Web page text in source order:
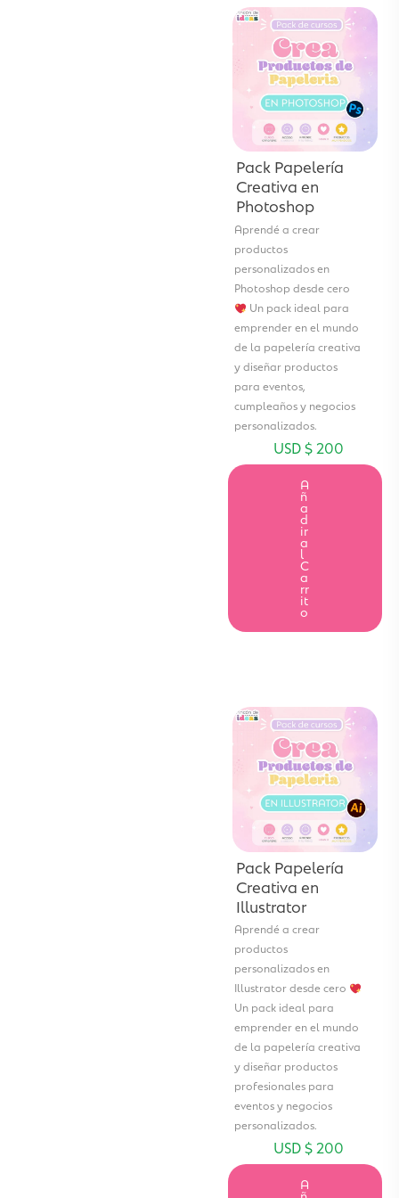
Pack Papelería
Creativa en
Photoshop
Aprendé a crear
productos
personalizados en
Photoshop desde cero
Un pack ideal para
emprender en el mundo
de la papelería creativa
y diseñar productos
para eventos,
cumpleaños y negocios
personalizados.
USD $ 200
A
ñ
a
d
ir
a
l
C
a
rr
it
o
Pack Papelería
Creativa en
Illustrator
Aprendé a crear
productos
personalizados en
Illustrator desde cero
Un pack ideal para
emprender en el mundo
de la papelería creativa
y diseñar productos
profesionales para
eventos y negocios
personalizados.
USD $ 200
A